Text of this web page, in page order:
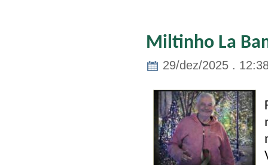
Miltinho La
29/dez/2025 .